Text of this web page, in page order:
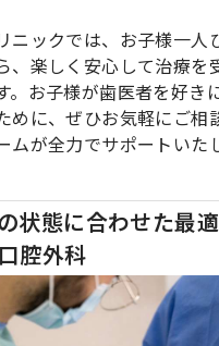
ニックでは、お子様一人
、楽しく安心して治療を
。お子様が歯医者を好き
めに、ぜひお気軽にご相
ムが全力でサポートいた
状態に合わせた最
腔外科